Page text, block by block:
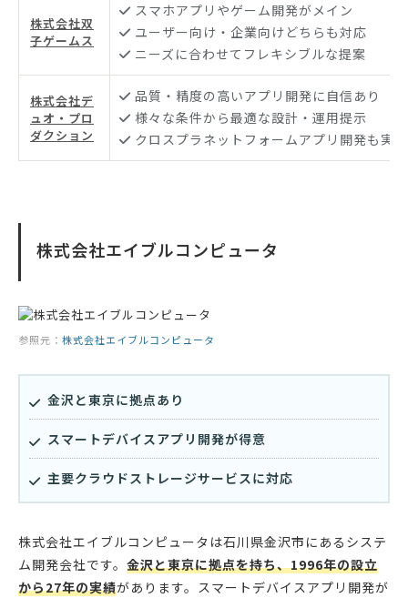
株式会社双
子ゲームス
スマホアプリやゲーム開発がメイン
ユーザー向け・企業向けどちらも対応
ニーズに合わせてフレキシブルな提案
株式会社デ
ュオ・プロ
ダクション
品質・精度の高いアプリ開発に自信あり
様々な条件から最適な設計・運用提示
クロスプラネットフォームアプリ開発も実施
株式会社エイブルコンピュータ
参照元： 株式会社エイブルコンピュータ
金沢と東京に拠点あり
スマートデバイスアプリ開発が得意
主要クラウドストレージサービスに対応
株式会社エイブルコンピュータは石川県金沢市にあるシステ
ム開発会社です。 金沢と東京に拠点を持ち、1996年の設立
から27年の実績があります。スマートデバイスアプリ開発が